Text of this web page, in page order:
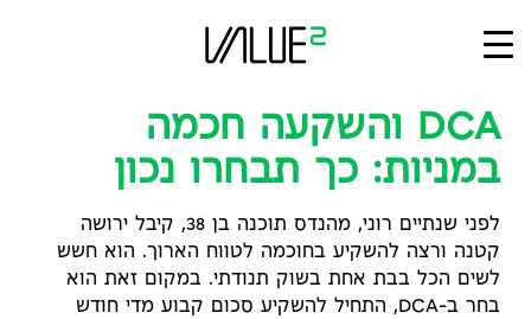
content
DCA והשקעה חכמה
במניות: כך תבחרו נכון
לפני שנתיים רוני, מהנדס תוכנה בן 38, קיבל ירושה
קטנה ורצה להשקיע בחוכמה לטווח הארוך. הוא חשש
לשים הכל בבת אחת בשוק תנודתי. במקום זאת הוא
בחר ב-DCA, התחיל להשקיע סכום קבוע מדי חודש